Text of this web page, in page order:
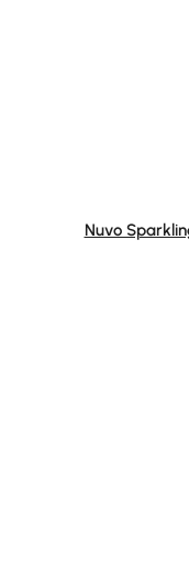
Nuvo